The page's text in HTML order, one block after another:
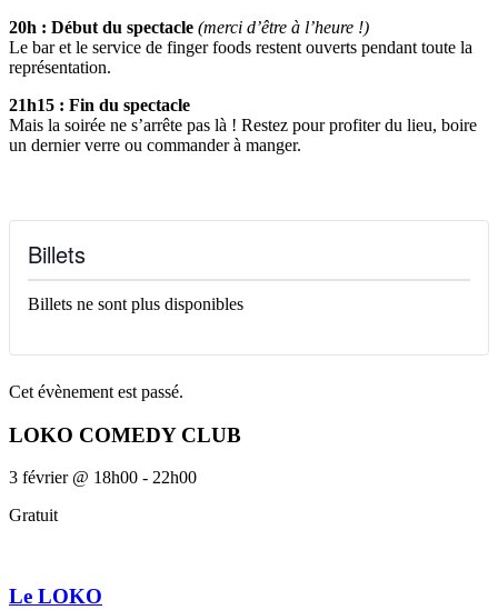
20h : Début du spectacle (merci d’être à l’heure !)
Le bar et le service de finger foods restent ouverts pendant toute la
représentation.
21h15 : Fin du spectacle
Mais la soirée ne s’arrête pas là ! Restez pour profiter du lieu, boire
un dernier verre ou commander à manger.
Billets
Billets ne sont plus disponibles
Cet évènement est passé.
LOKO COMEDY CLUB
3 février @ 18h00 - 22h00
Gratuit
Le LOKO